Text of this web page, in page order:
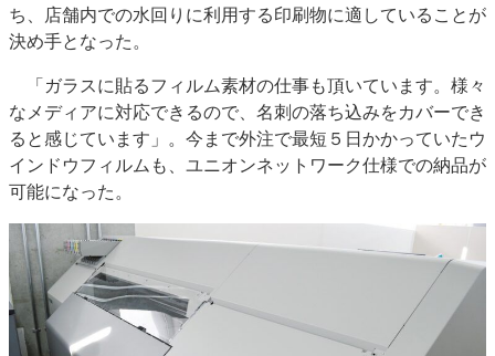
ち、店舗内での水回りに利用する印刷物に適していることが
決め手となった。
「ガラスに貼るフィルム素材の仕事も頂いています。様々
なメディアに対応できるので、名刺の落ち込みをカバーでき
ると感じています」。今まで外注で最短５日かかっていたウ
インドウフィルムも、ユニオンネットワーク仕様での納品が
可能になった。